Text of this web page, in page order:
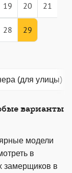
19 20 21
28 29
(для улицы)
варианты
модели
в
замерщиков в